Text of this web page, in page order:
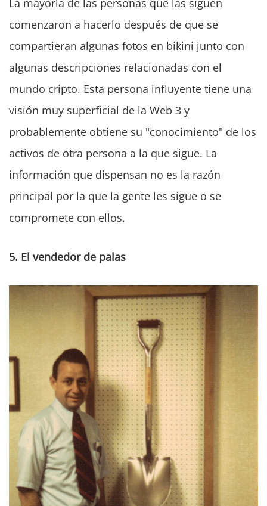
La mayoría de las personas que las siguen
comenzaron a hacerlo después de que se
compartieran algunas fotos en bikini junto con
algunas descripciones relacionadas con el
mundo cripto. Esta persona influyente tiene una
visión muy superficial de la Web 3 y
probablemente obtiene su "conocimiento" de los
activos de otra persona a la que sigue. La
información que dispensan no es la razón
principal por la que la gente les sigue o se
compromete con ellos.
5. El vendedor de palas